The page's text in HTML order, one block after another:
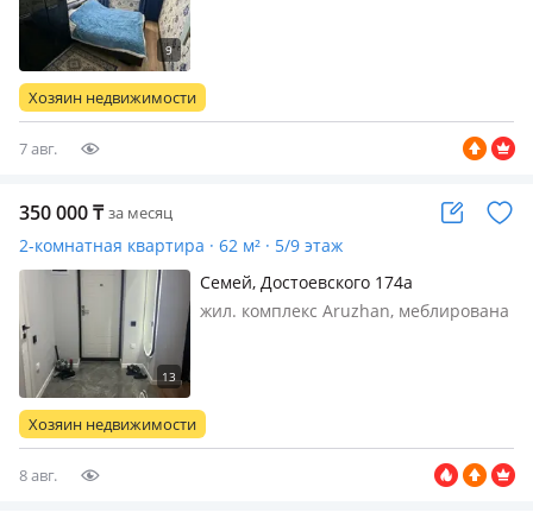
роддом, рядом базар, автовокзал,
школы, детские сады. Квартира
Хозяин недвижимости
7 авг.
350 000₸ за месяц
2-комнатная квартира · 62 м² · 5/9 этаж
Семей, Достоевского 174а
жил. комплекс Aruzhan, меблирована
командировочным, без детей!Есть
кондиционер!Квартира находится в
Хозяин недвижимости
8 авг.